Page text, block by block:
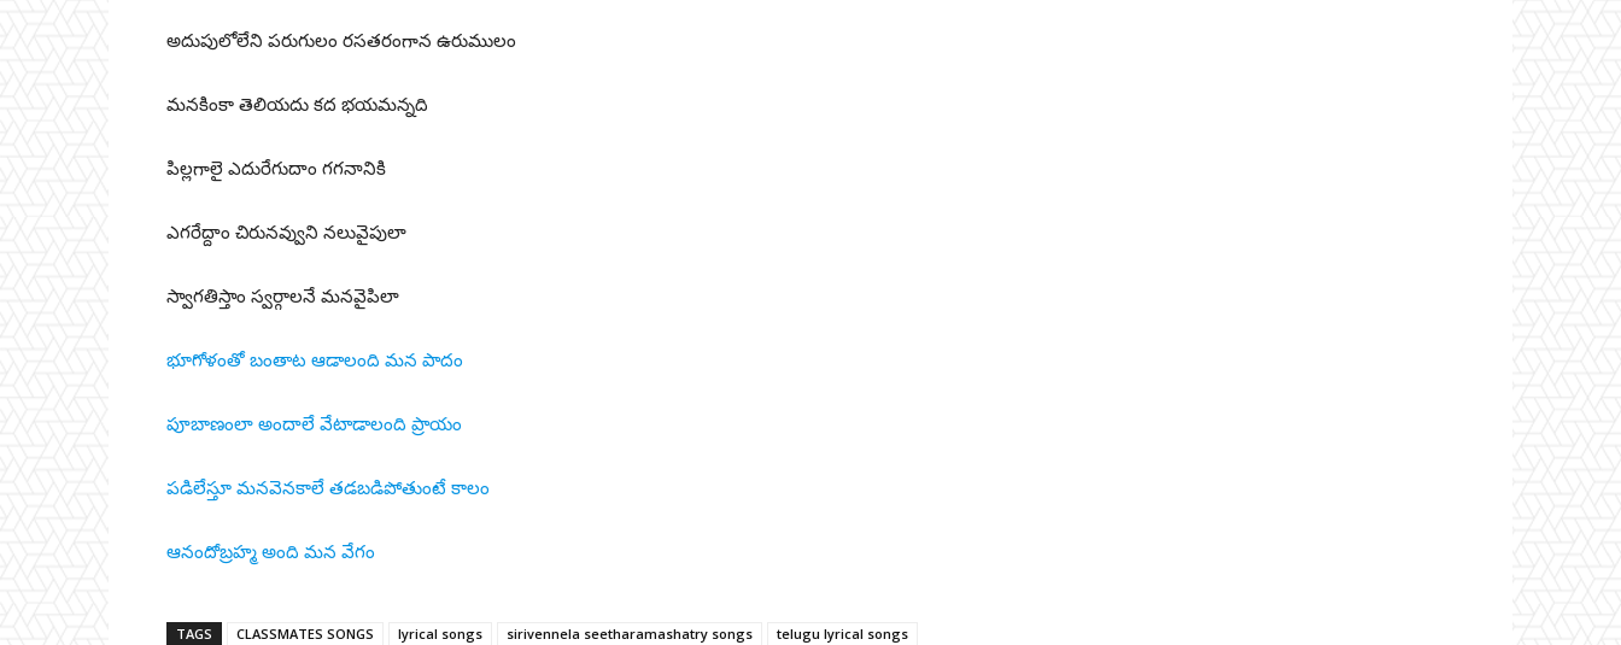
అదుపులోలేని పరుగులం రసతరంగాన ఉరుములం
మనకింకా తెలియదు కద భయమన్నది
పిల్లగాలై ఎదురేగుదాం గగనానికి
ఎగరేద్దాం చిరునవ్వుని నలువైపులా
స్వాగతిస్తాం స్వర్గాలనే మనవైపిలా
భూగోళంతో బంతాట ఆడాలంది మన పాదం
పూబాణంలా అందాలే వేటాడాలంది ప్రాయం
పడిలేస్తూ మనవెనకాలే తడబడిపోతుంటే కాలం
ఆనందోబ్రహ్మ అంది మన వేగం
TAGS CLASSMATES SONGS lyrical songs sirivennela seetharamashatry songs
telugu lyrical songs